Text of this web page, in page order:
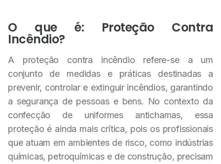
O que é: Proteção Contra
Incêndio?
A proteção contra incêndio refere-se a um
conjunto de medidas e práticas destinadas a
prevenir, controlar e extinguir incêndios, garantindo
a segurança de pessoas e bens. No contexto da
confecção de uniformes antichamas, essa
proteção é ainda mais crítica, pois os profissionais
que atuam em ambientes de risco, como indústrias
químicas, petroquímicas e de construção, precisam